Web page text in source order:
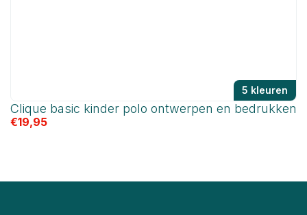
5 kleuren
Clique basic kinder polo ontwerpen en bedrukken
€19,95